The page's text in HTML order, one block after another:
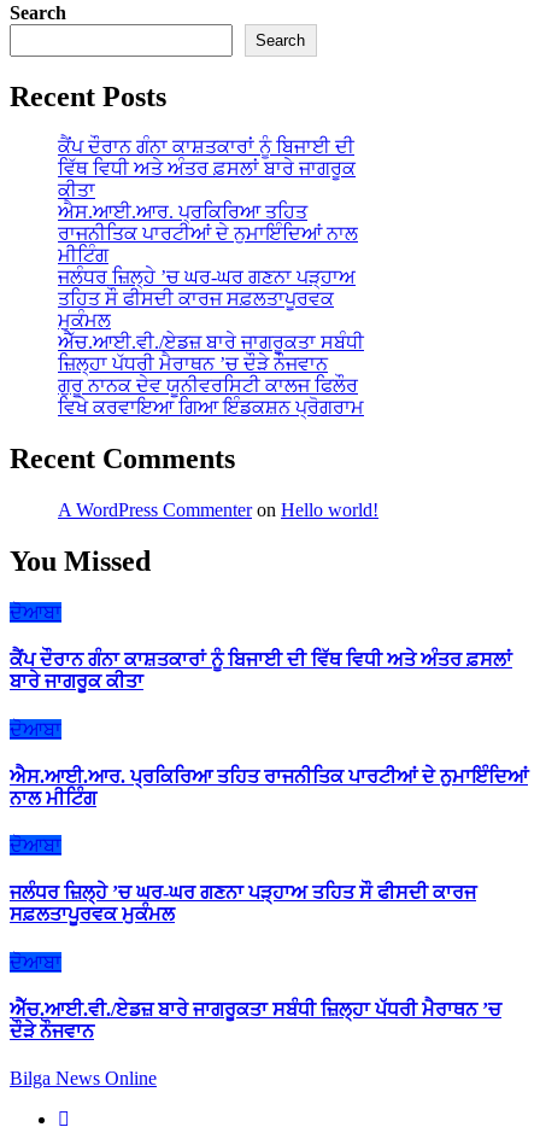
Search
Search
Recent Posts
ਕੈਂਪ ਦੌਰਾਨ ਗੰਨਾ ਕਾਸ਼ਤਕਾਰਾਂ ਨੂੰ ਬਿਜਾਈ ਦੀ
ਵਿੱਥ ਵਿਧੀ ਅਤੇ ਅੰਤਰ ਫ਼ਸਲਾਂ ਬਾਰੇ ਜਾਗਰੂਕ
ਕੀਤਾ
ਐਸ.ਆਈ.ਆਰ. ਪ੍ਰਕਿਰਿਆ ਤਹਿਤ
ਰਾਜਨੀਤਿਕ ਪਾਰਟੀਆਂ ਦੇ ਨੁਮਾਇੰਦਿਆਂ ਨਾਲ
ਮੀਟਿੰਗ
ਜਲੰਧਰ ਜ਼ਿਲ੍ਹੇ ’ਚ ਘਰ-ਘਰ ਗਣਨਾ ਪੜ੍ਹਾਅ
ਤਹਿਤ ਸੌ ਫੀਸਦੀ ਕਾਰਜ ਸਫ਼ਲਤਾਪੂਰਵਕ
ਮੁਕੰਮਲ
ਐੱਚ.ਆਈ.ਵੀ./ਏਡਜ਼ ਬਾਰੇ ਜਾਗਰੂਕਤਾ ਸਬੰਧੀ
ਜ਼ਿਲ੍ਹਾ ਪੱਧਰੀ ਮੈਰਾਥਨ ’ਚ ਦੌੜੇ ਨੌਜਵਾਨ
ਗੁਰੂ ਨਾਨਕ ਦੇਵ ਯੂਨੀਵਰਸਿਟੀ ਕਾਲਜ ਫਿਲੌਰ
ਵਿਖੇ ਕਰਵਾਇਆ ਗਿਆ ਇੰਡਕਸ਼ਨ ਪ੍ਰੋਗਰਾਮ
Recent Comments
A WordPress Commenteron Hello world!
You Missed
ਦੋਆਬਾ
ਕੈਂਪ ਦੌਰਾਨ ਗੰਨਾ ਕਾਸ਼ਤਕਾਰਾਂ ਨੂੰ ਬਿਜਾਈ ਦੀ ਵਿੱਥ ਵਿਧੀ ਅਤੇ ਅੰਤਰ ਫ਼ਸਲਾਂ
ਬਾਰੇ ਜਾਗਰੂਕ ਕੀਤਾ
ਦੋਆਬਾ
ਐਸ.ਆਈ.ਆਰ. ਪ੍ਰਕਿਰਿਆ ਤਹਿਤ ਰਾਜਨੀਤਿਕ ਪਾਰਟੀਆਂ ਦੇ ਨੁਮਾਇੰਦਿਆਂ
ਨਾਲ ਮੀਟਿੰਗ
ਦੋਆਬਾ
ਜਲੰਧਰ ਜ਼ਿਲ੍ਹੇ ’ਚ ਘਰ-ਘਰ ਗਣਨਾ ਪੜ੍ਹਾਅ ਤਹਿਤ ਸੌ ਫੀਸਦੀ ਕਾਰਜ
ਸਫ਼ਲਤਾਪੂਰਵਕ ਮੁਕੰਮਲ
ਦੋਆਬਾ
ਐੱਚ.ਆਈ.ਵੀ./ਏਡਜ਼ ਬਾਰੇ ਜਾਗਰੂਕਤਾ ਸਬੰਧੀ ਜ਼ਿਲ੍ਹਾ ਪੱਧਰੀ ਮੈਰਾਥਨ ’ਚ
ਦੌੜੇ ਨੌਜਵਾਨ
Bilga News Online